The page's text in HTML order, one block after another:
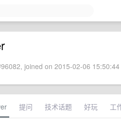
joined on 2015-02-06
提问 技术话题 好玩 工